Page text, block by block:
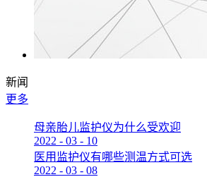
新闻
更多
母亲胎儿监护仪为什么受欢迎
2022 - 03 - 10
医用监护仪有哪些测温方式可选
2022 - 03 - 08